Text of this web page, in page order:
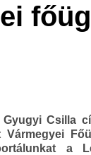
Csilla
a